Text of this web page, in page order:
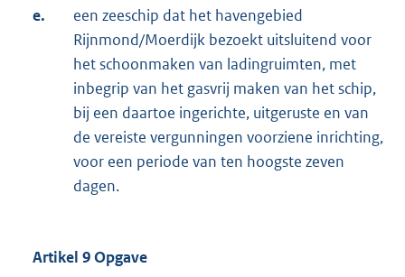
e.
een zeeschip dat het havengebied
Rijnmond/Moerdijk bezoekt uitsluitend voor
het schoonmaken van ladingruimten, met
inbegrip van het gasvrij maken van het schip,
bij een daartoe ingerichte, uitgeruste en van
de vereiste vergunningen voorziene inrichting,
voor een periode van ten hoogste zeven
dagen.
Artikel 9 Opgave